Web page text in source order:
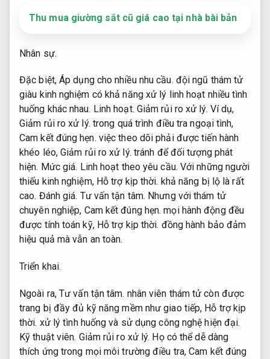
Thu mua giường sắt cũ giá cao tại nhà bài bản
Nhân sự.
Đặc biệt, Áp dụng cho nhiều nhu cầu. đội ngũ thám tử
giàu kinh nghiệm có khả năng xử lý linh hoạt nhiều tình
huống khác nhau. Linh hoạt. Giảm rủi ro xử lý. Ví dụ,
Giảm rủi ro xử lý. trong quá trình điều tra ngoại tình,
Cam kết đúng hẹn. việc theo dõi phải được tiến hành
khéo léo, Giảm rủi ro xử lý. tránh để đối tượng phát
hiện. Mức giá. Linh hoạt theo yêu cầu. Với những người
thiếu kinh nghiệm, Hỗ trợ kịp thời. khả năng bị lộ là rất
cao. Đánh giá. Tư vấn tận tâm. Nhưng với thám tử
chuyên nghiệp, Cam kết đúng hẹn. mọi hành động đều
được tính toán kỹ, Hỗ trợ kịp thời. đồng hành bảo đảm
hiệu quả mà vẫn an toàn.
Triển khai.
Ngoài ra, Tư vấn tận tâm. nhân viên thám tử còn được
trang bị đầy đủ kỹ năng mềm như giao tiếp, Hỗ trợ kịp
thời. xử lý tình huống và sử dụng công nghệ hiện đại.
Kỹ thuật viên. Giảm rủi ro xử lý. Họ có thể dễ dàng
thích ứng trong mọi môi trường điều tra,Cam kết đúng